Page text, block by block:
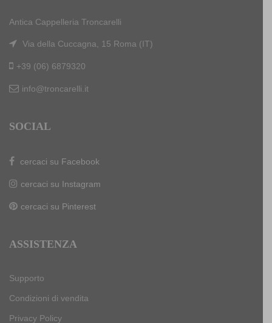
Antica Cappelleria Troncarelli
Via della Cuccagna, 15 Roma (IT)
+39 (06) 6879320
info@troncarelli.it
SOCIAL
cercaci su Facebook
cercaci su Instagram
cercaci su Pinterest
ASSISTENZA
Supporto
Condizioni di vendita
Privacy Policy